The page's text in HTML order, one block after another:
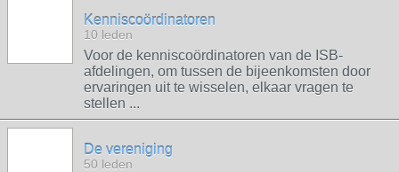
Kenniscoördinatoren
10 leden
Voor de kenniscoördinatoren van de ISB-
afdelingen, om tussen de bijeenkomsten door
ervaringen uit te wisselen, elkaar vragen te
stellen ...
De vereniging
50 leden